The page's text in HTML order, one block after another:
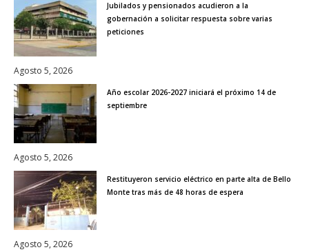
Jubilados y pensionados acudieron a la
gobernación a solicitar respuesta sobre varias
peticiones
Agosto 5, 2026
Año escolar 2026-2027 iniciará el próximo 14 de
septiembre
Agosto 5, 2026
Restituyeron servicio eléctrico en parte alta de Bello
Monte tras más de 48 horas de espera
Agosto 5, 2026